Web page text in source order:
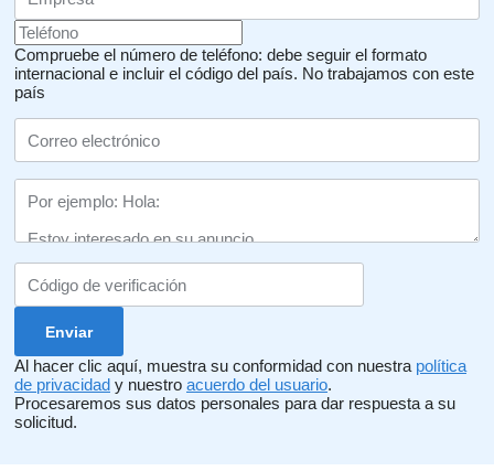
Compruebe el número de teléfono: debe seguir el formato
internacional e incluir el código del país. No trabajamos con este
país
Al hacer clic aquí, muestra su conformidad con nuestra política
de privacidad y nuestro acuerdo del usuario.
Procesaremos sus datos personales para dar respuesta a su
solicitud.